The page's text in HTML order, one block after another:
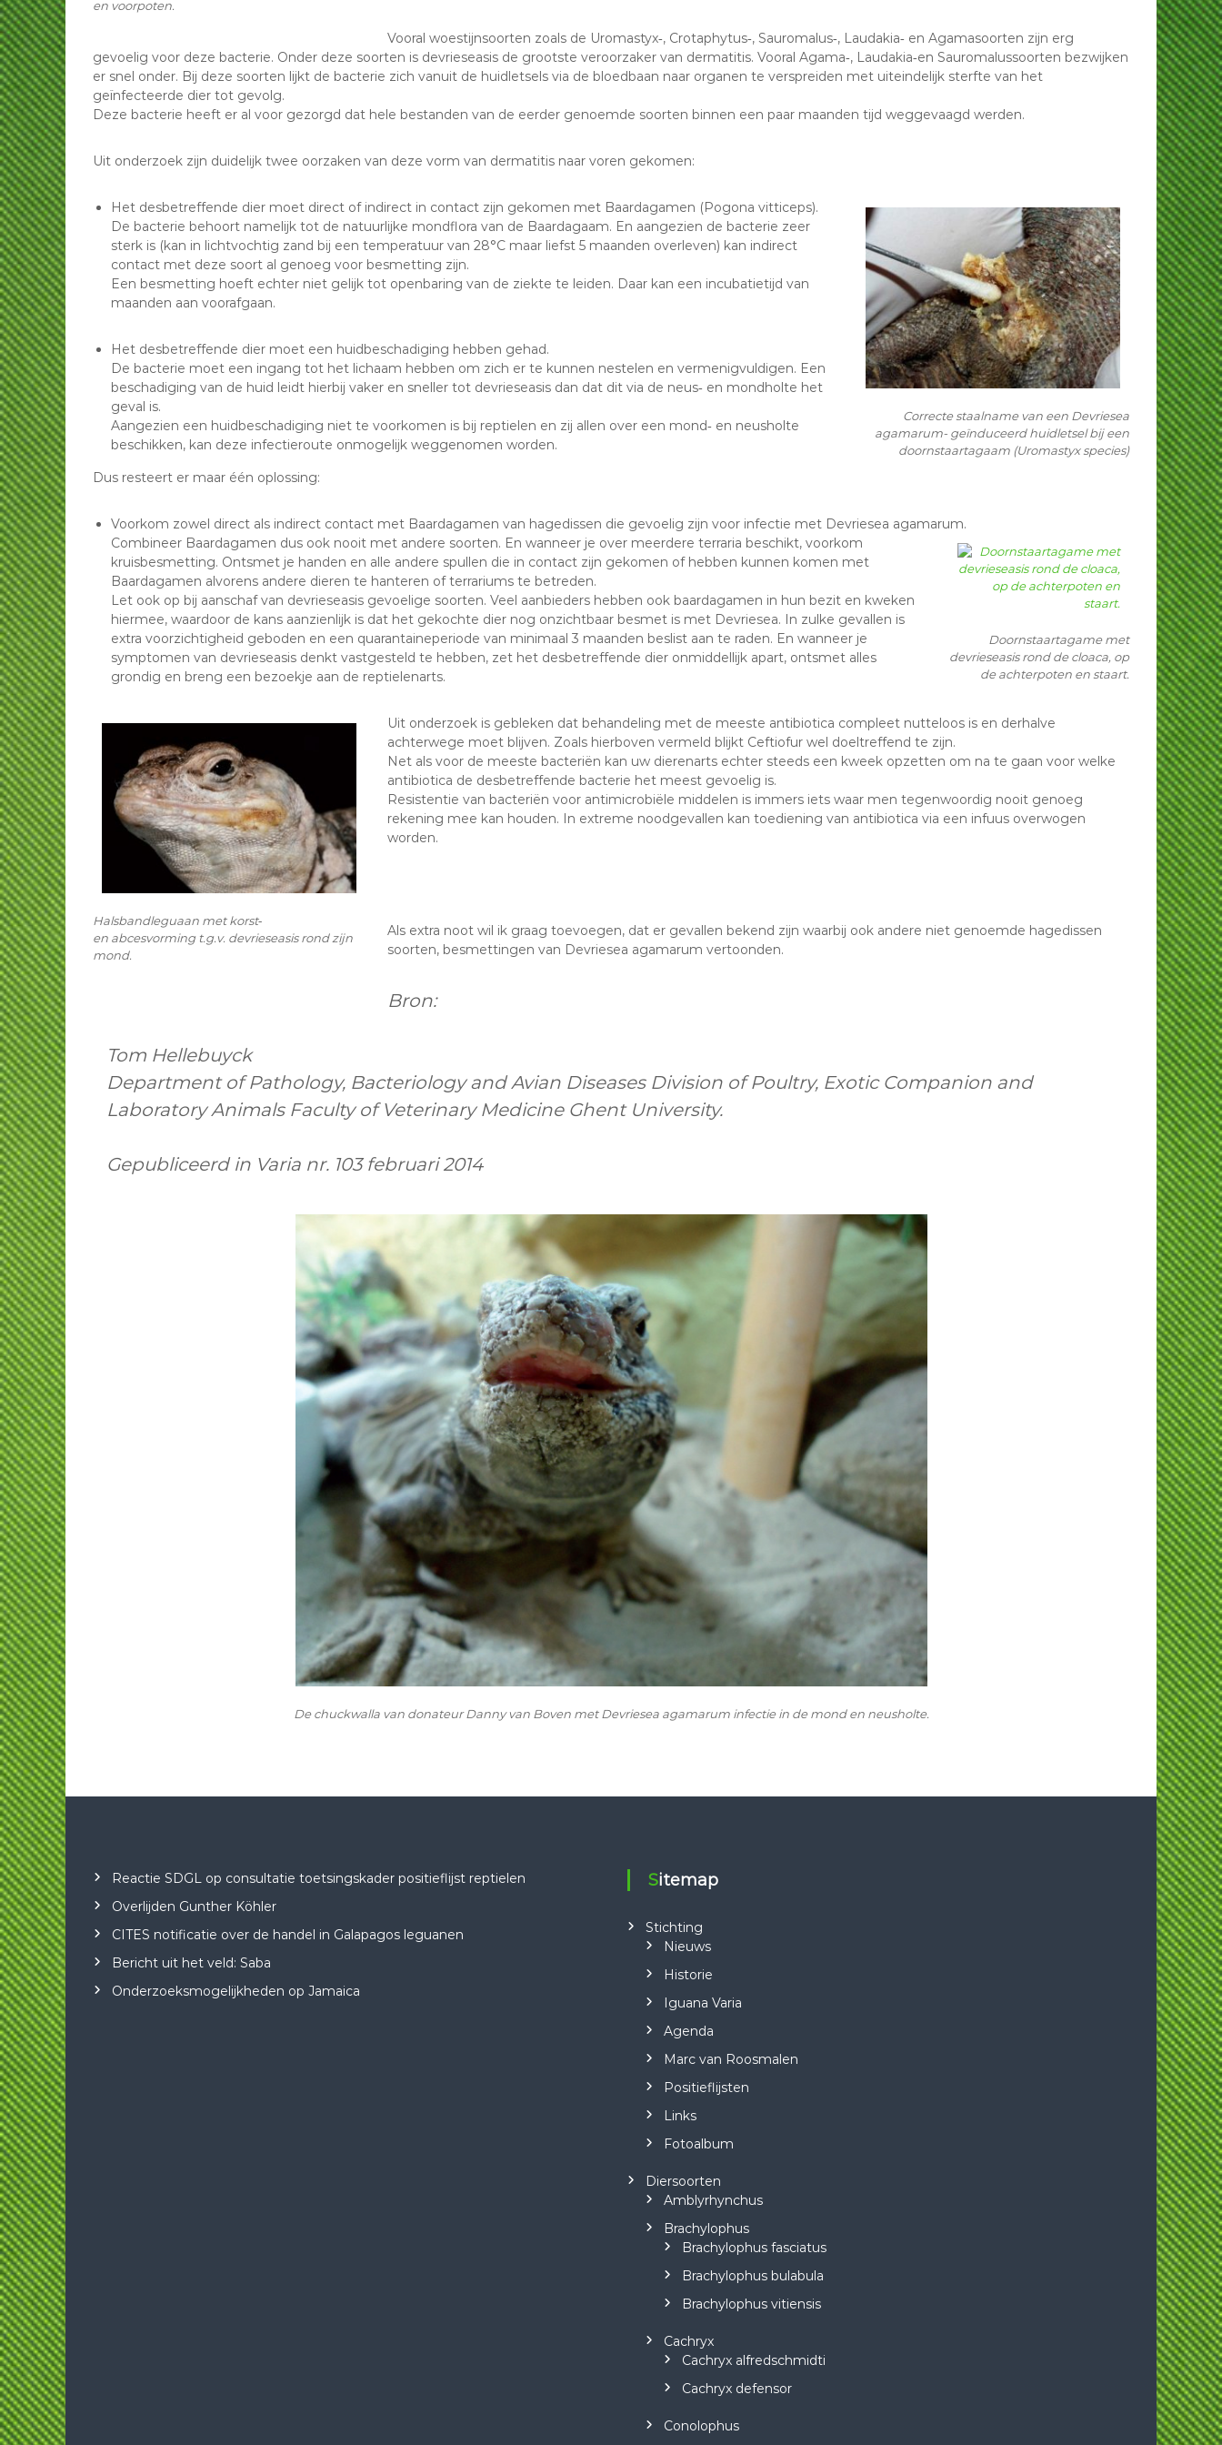
en voorpoten.
Vooral woestijnsoorten zoals de Uromastyx‐, Crotaphytus‐, Sauromalus‐, Laudakia‐ en Agamasoorten zijn erg
gevoelig voor deze bacterie. Onder deze soorten is devrieseasis de grootste veroorzaker van dermatitis. Vooral Agama‐, Laudakia‐en Sauromalussoorten bezwijken
er snel onder. Bij deze soorten lijkt de bacterie zich vanuit de huidletsels via de bloedbaan naar organen te verspreiden met uiteindelijk sterfte van het
geïnfecteerde dier tot gevolg.
Deze bacterie heeft er al voor gezorgd dat hele bestanden van de eerder genoemde soorten binnen een paar maanden tijd weggevaagd werden.
Uit onderzoek zijn duidelijk twee oorzaken van deze vorm van dermatitis naar voren gekomen:
Het desbetreffende dier moet direct of indirect in contact zijn gekomen met Baardagamen (Pogona vitticeps).
Correcte staalname van een Devriesea
agamarum- geïnduceerd huidletsel bij een
doornstaartagaam (Uromastyx species)
De bacterie behoort namelijk tot de natuurlijke mondflora van de Baardagaam. En aangezien de bacterie zeer
sterk is (kan in lichtvochtig zand bij een temperatuur van 28°C maar liefst 5 maanden overleven) kan indirect
contact met deze soort al genoeg voor besmetting zijn.
Een besmetting hoeft echter niet gelijk tot openbaring van de ziekte te leiden. Daar kan een incubatietijd van
maanden aan voorafgaan.
Het desbetreffende dier moet een huidbeschadiging hebben gehad.
De bacterie moet een ingang tot het lichaam hebben om zich er te kunnen nestelen en vermenigvuldigen. Een
beschadiging van de huid leidt hierbij vaker en sneller tot devrieseasis dan dat dit via de neus‐ en mondholte het
geval is.
Aangezien een huidbeschadiging niet te voorkomen is bij reptielen en zij allen over een mond‐ en neusholte
beschikken, kan deze infectieroute onmogelijk weggenomen worden.
Dus resteert er maar één oplossing:
Voorkom zowel direct als indirect contact met Baardagamen van hagedissen die gevoelig zijn voor infectie met Devriesea agamarum.
Doornstaartagame met
devrieseasis rond de cloaca, op
de achterpoten en staart.
Combineer Baardagamen dus ook nooit met andere soorten. En wanneer je over meerdere terraria beschikt, voorkom
kruisbesmetting. Ontsmet je handen en alle andere spullen die in contact zijn gekomen of hebben kunnen komen met
Baardagamen alvorens andere dieren te hanteren of terrariums te betreden.
Let ook op bij aanschaf van devrieseasis gevoelige soorten. Veel aanbieders hebben ook baardagamen in hun bezit en kweken
hiermee, waardoor de kans aanzienlijk is dat het gekochte dier nog onzichtbaar besmet is met Devriesea. In zulke gevallen is
extra voorzichtigheid geboden en een quarantaineperiode van minimaal 3 maanden beslist aan te raden. En wanneer je
symptomen van devrieseasis denkt vastgesteld te hebben, zet het desbetreffende dier onmiddellijk apart, ontsmet alles
grondig en breng een bezoekje aan de reptielenarts.
Halsbandleguaan met korst‐
en abcesvorming t.g.v. devrieseasis rond zijn
mond.
Uit onderzoek is gebleken dat behandeling met de meeste antibiotica compleet nutteloos is en derhalve
achterwege moet blijven. Zoals hierboven vermeld blijkt Ceftiofur wel doeltreffend te zijn.
Net als voor de meeste bacteriën kan uw dierenarts echter steeds een kweek opzetten om na te gaan voor welke
antibiotica de desbetreffende bacterie het meest gevoelig is.
Resistentie van bacteriën voor antimicrobiële middelen is immers iets waar men tegenwoordig nooit genoeg
rekening mee kan houden. In extreme noodgevallen kan toediening van antibiotica via een infuus overwogen
worden.
Als extra noot wil ik graag toevoegen, dat er gevallen bekend zijn waarbij ook andere niet genoemde hagedissen
soorten, besmettingen van Devriesea agamarum vertoonden.
Bron:
Tom Hellebuyck
Department of Pathology, Bacteriology and Avian Diseases Division of Poultry, Exotic Companion and
Laboratory Animals Faculty of Veterinary Medicine Ghent University.
Gepubliceerd in Varia nr. 103 februari 2014
De chuckwalla van donateur Danny van Boven met Devriesea agamarum infectie in de mond en neusholte.
Reactie SDGL op consultatie toetsingskader positieflijst reptielen
Overlijden Gunther Köhler
CITES notificatie over de handel in Galapagos leguanen
Bericht uit het veld: Saba
Onderzoeksmogelijkheden op Jamaica
Sitemap
Stichting
Nieuws
Historie
Iguana Varia
Agenda
Marc van Roosmalen
Positieflijsten
Links
Fotoalbum
Diersoorten
Amblyrhynchus
Brachylophus
Brachylophus fasciatus
Brachylophus bulabula
Brachylophus vitiensis
Cachryx
Cachryx alfredschmidti
Cachryx defensor
Conolophus